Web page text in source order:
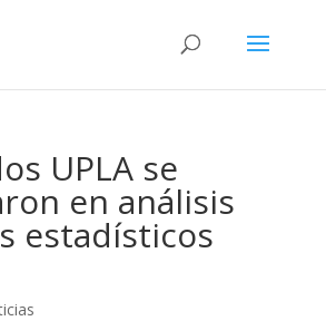
UPLA se
en análisis
estadísticos